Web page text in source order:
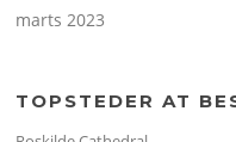
marts 2023
TOPSTEDER AT